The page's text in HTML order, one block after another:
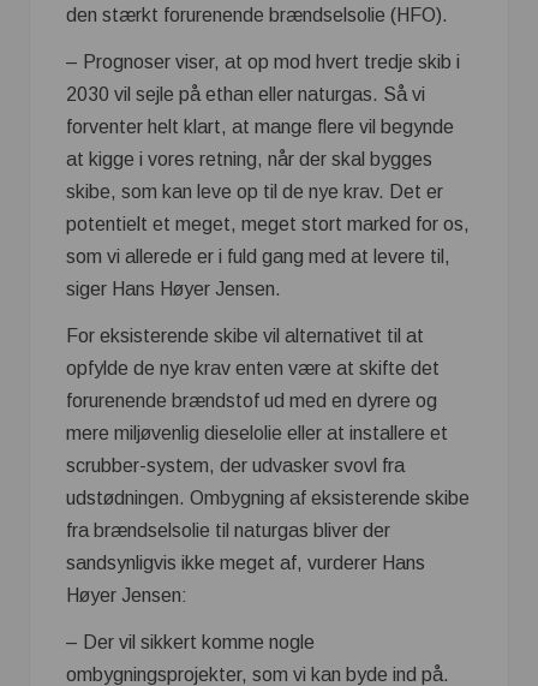
den stærkt forurenende brændselsolie (HFO).
– Prognoser viser, at op mod hvert tredje skib i
2030 vil sejle på ethan eller naturgas. Så vi
forventer helt klart, at mange flere vil begynde
at kigge i vores retning, når der skal bygges
skibe, som kan leve op til de nye krav. Det er
potentielt et meget, meget stort marked for os,
som vi allerede er i fuld gang med at levere til,
siger Hans Høyer Jensen.
For eksisterende skibe vil alternativet til at
opfylde de nye krav enten være at skifte det
forurenende brændstof ud med en dyrere og
mere miljøvenlig dieselolie eller at installere et
scrubber-system, der udvasker svovl fra
udstødningen. Ombygning af eksisterende skibe
fra brændselsolie til naturgas bliver der
sandsynligvis ikke meget af, vurderer Hans
Høyer Jensen:
– Der vil sikkert komme nogle
ombygningsprojekter, som vi kan byde ind på.